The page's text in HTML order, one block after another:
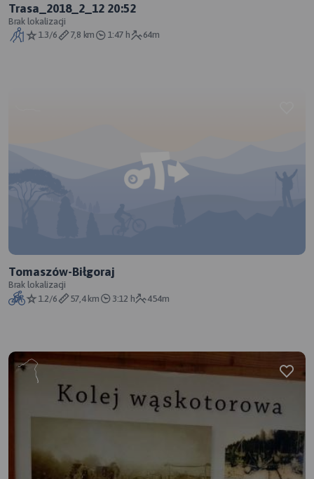
Trasa_2018_2_12 20:52
Brak lokalizacji
1.3/6
7,8 km 1:47 h 64m
Tomaszów-Biłgoraj
Brak lokalizacji
1.2/6
57,4 km 3:12 h 454m